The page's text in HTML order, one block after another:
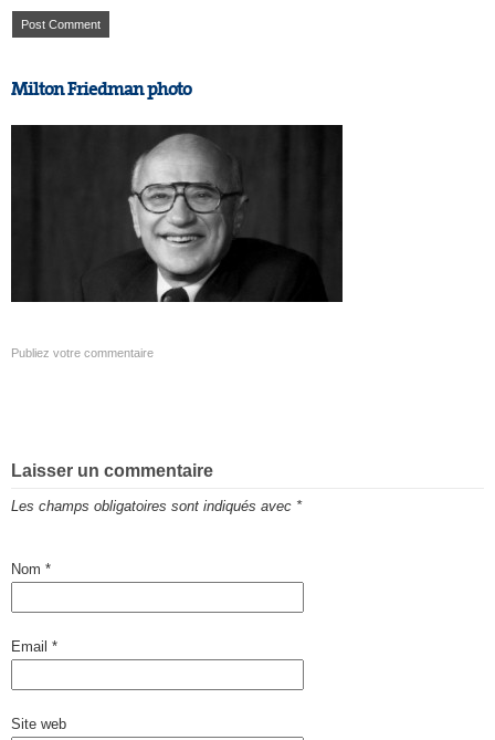
Milton Friedman photo
Publiez votre commentaire
Laisser un commentaire
Les champs obligatoires sont indiqués avec *
Nom *
Email *
Site web